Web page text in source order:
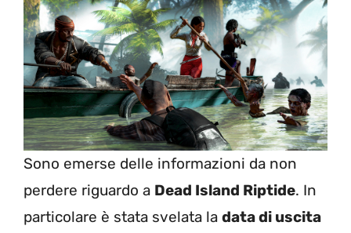
Sono emerse delle informazioni da non
perdere riguardo a Dead Island Riptide. In
particolare è stata svelata la data di uscita